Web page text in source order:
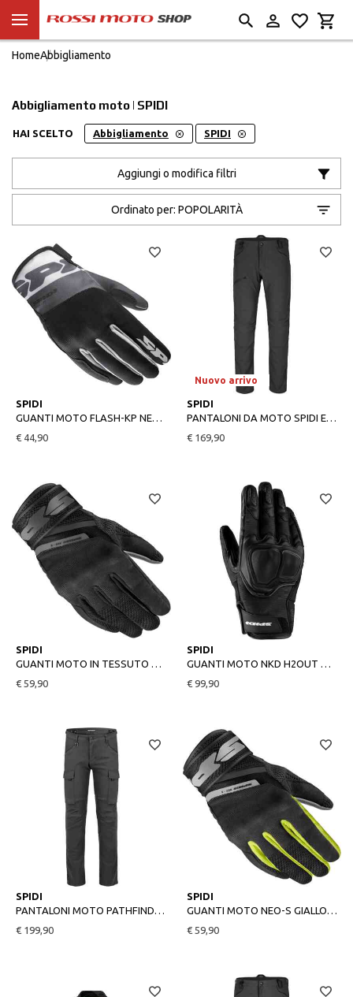
HomeAbbigliamento
Abbigliamento moto | SPIDI
HAI SCELTO Abbigliamento SPIDI
Aggiungi o modifica filtri
Ordinato per: POPOLARITÀ
S M
SPIDI
€ 44,90
Nuovo arrivo
28 29
SPIDI
PANTALONI DA MOTO SPIDI ESTIVI CHARGED
€ 169,90
S M
SPIDI
GUANTI MOTO IN TESSUTO NEO-S NERO
€ 59,90
M L
SPIDI
GUANTI MOTO NKD H2OUT GLOVES NERO
€ 99,90
32 33
SPIDI
€ 199,90
S M
SPIDI
€ 59,90